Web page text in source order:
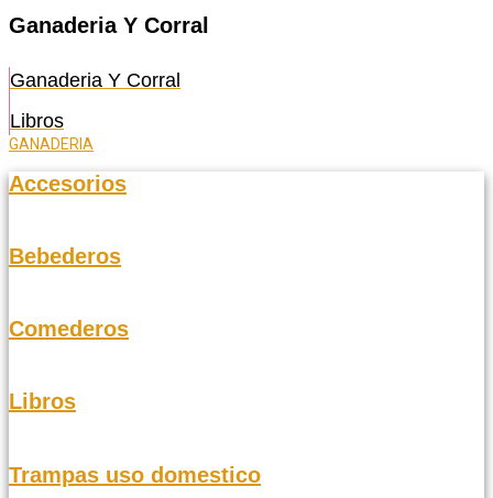
Ganaderia Y Corral
Ganaderia Y Corral
Libros
GANADERIA
Accesorios
Bebederos
Comederos
Libros
Trampas uso domestico